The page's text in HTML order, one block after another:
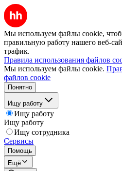
Мы используем файлы cookie,
правильную работу нашего веб-
трафик.
Правила использования файлов
Мы используем файлы cookie.
файлов cookie
Понятно
Ищу работу
Ищу работу
Ищу работу
Ищу сотрудника
Сервисы
Помощь
Ещё